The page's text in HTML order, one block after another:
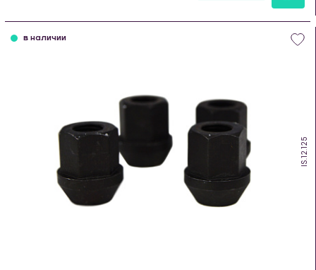
IS.12.125
в наличии